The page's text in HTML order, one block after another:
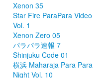
Xenon 35
Star Fire ParaPara Video
Vol. 1
Xenon Zero 05
パラパラ速報 7
Shinjuku Code 01
横浜 Maharaja Para Para
Night Vol. 10